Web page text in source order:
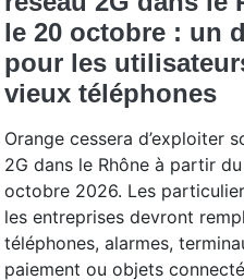
le 20 octobre : un
pour les
vieux téléphones
Orange cessera d’exploiter
2G dans le Rhône à partir
octobre 2026. Les
les entreprises devront
téléphones, alarmes,
paiement ou objets